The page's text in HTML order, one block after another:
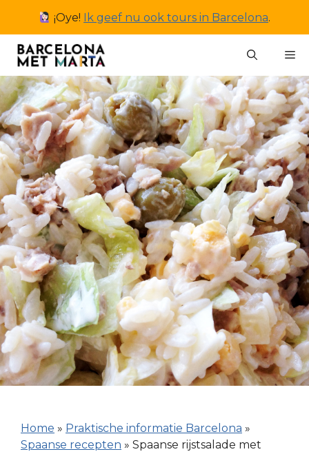
inhoud
¡Oye! Ik geef nu ook tours in Barcelona.
Home » Praktische informatie Barcelona »
Spaanse recepten » Spaanse rijstsalade met